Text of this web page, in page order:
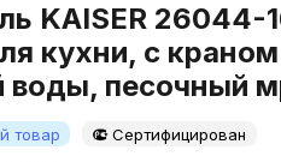
KAISER 26044-
кухни, с
воды, песочный
товар Сертифицирован